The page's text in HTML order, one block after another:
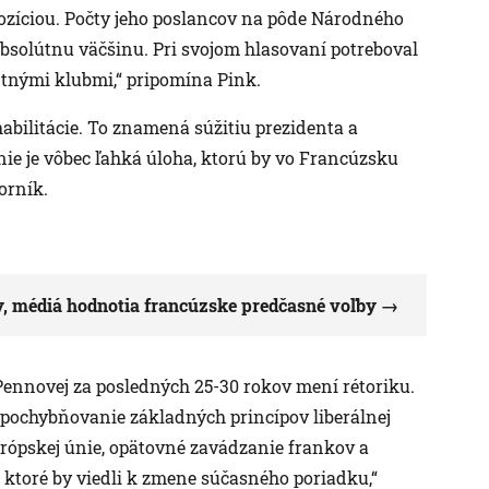
Počty jeho poslancov na pôde Národného
väčšinu. Pri svojom hlasovaní potreboval
klubmi,“ pripomína Pink.
To znamená súžitiu prezidenta a
je vôbec ľahká úloha, ktorú by vo Francúzsku
médiá hodnotia francúzske predčasné voľby
za posledných 25-30 rokov mení rétoriku.
základných princípov liberálnej
únie, opätovné zavádzanie frankov a
by viedli k zmene súčasného poriadku,“